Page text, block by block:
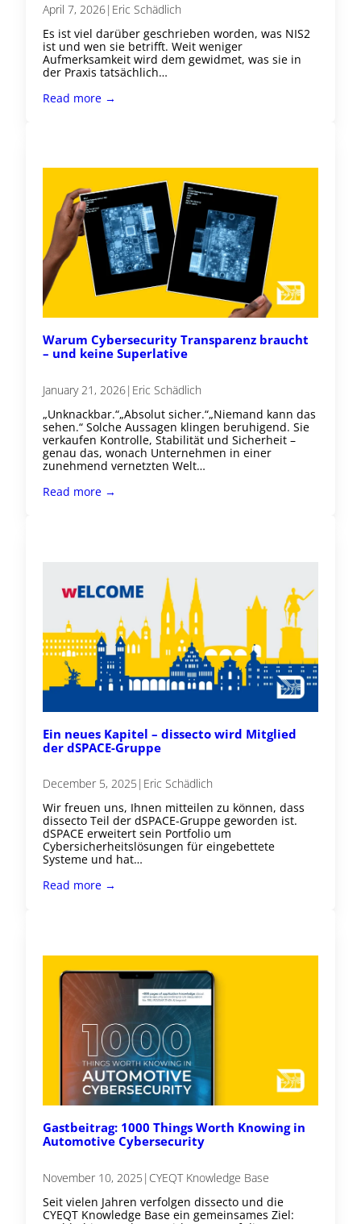
April 7, 2026| Eric Schädlich
Es ist viel darüber geschrieben worden, was NIS2
ist und wen sie betrifft. Weit weniger
Aufmerksamkeit wird dem gewidmet, was sie in
der Praxis tatsächlich…
Read more →
Warum Cybersecurity Transparenz braucht
– und keine Superlative
January 21, 2026| Eric Schädlich
„Unknackbar.“„Absolut sicher.“„Niemand kann das
sehen.“ Solche Aussagen klingen beruhigend. Sie
verkaufen Kontrolle, Stabilität und Sicherheit –
genau das, wonach Unternehmen in einer
zunehmend vernetzten Welt…
Read more →
Ein neues Kapitel – dissecto wird Mitglied
der dSPACE-Gruppe
December 5, 2025 | Eric Schädlich
Wir freuen uns, Ihnen mitteilen zu können, dass
dissecto Teil der dSPACE-Gruppe geworden ist.
dSPACE erweitert sein Portfolio um
Cybersicherheitslösungen für eingebettete
Systeme und hat…
Read more →
Gastbeitrag: 1000 Things Worth Knowing in
Automotive Cybersecurity
November 10, 2025 | CYEQT Knowledge Base
Seit vielen Jahren verfolgen dissecto und die
CYEQT Knowledge Base ein gemeinsames Ziel: